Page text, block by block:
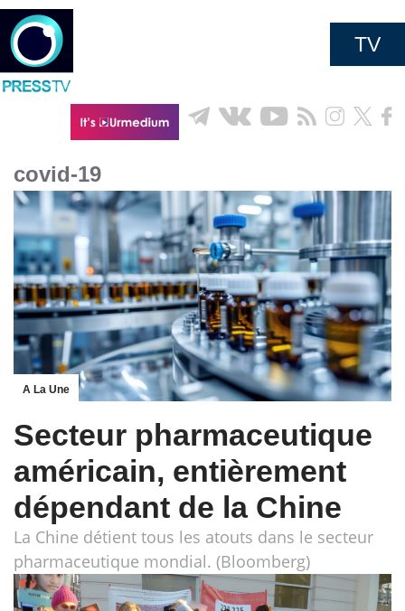
TV
covid-19
A La Une
Secteur pharmaceutique
américain, entièrement
dépendant de la Chine
La Chine détient tous les atouts dans le secteur
pharmaceutique mondial. (Bloomberg)